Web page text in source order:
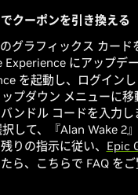
クーポンを引き換える
グラフィックス カード
Experience にアップデ
を起動し、ログインし
プダウン メニューに移
ンドル コードを入力し
択して、『Alan Wake 2
りの指示に従い、 Epic
ら、こちらで FAQ を